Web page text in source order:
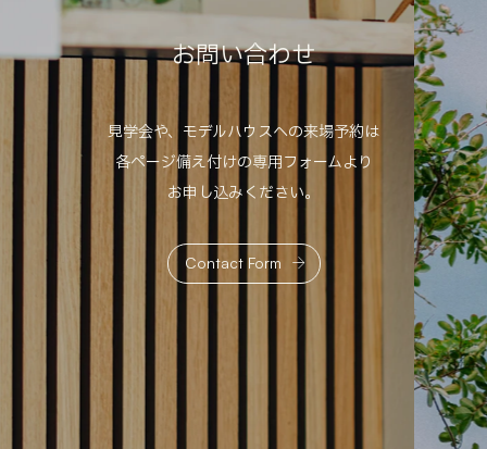
お問い合わせ
見学会や、モデルハウスへの来場予約は
各ページ備え付けの専用フォームより
お申し込みください。
Contact Form